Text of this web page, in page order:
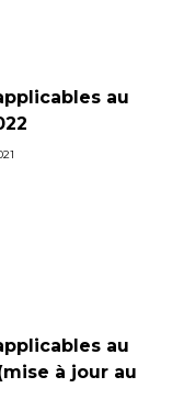
au
au
à jour au